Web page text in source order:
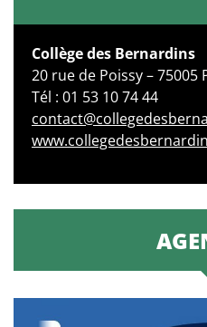
Collège des Bernardins
20 rue de Poissy – 75005
Tél : 01 53 10 74 44